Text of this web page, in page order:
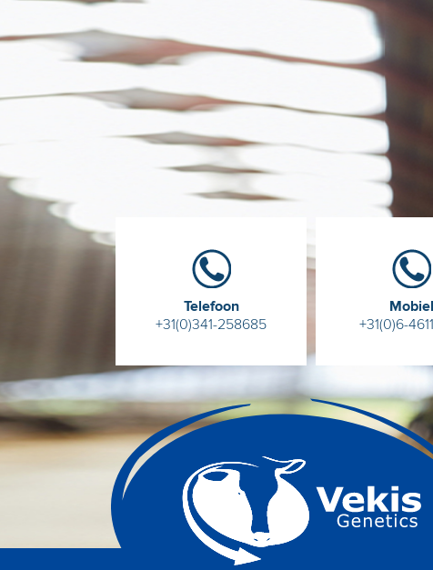
Telefoon
+31(0)341-258685
Mobiel
+31(0)6-